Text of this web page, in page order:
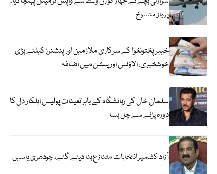
پرواز منسوخ
خیبرپختونخوا کے سرکاری ملازمین اور پنشنرز کیلئے بڑی
خوشخبری، الاؤنس اور پنشن میں اضافہ
سلمان خان کی رہائشگاہ کے باہر تعینات پولیس اہلکار دل کا
دورہ پڑنے سے چل بسا
آزاد کشمیر انتخابات متنازع بنا دیئے گئے، چودھری یاسین